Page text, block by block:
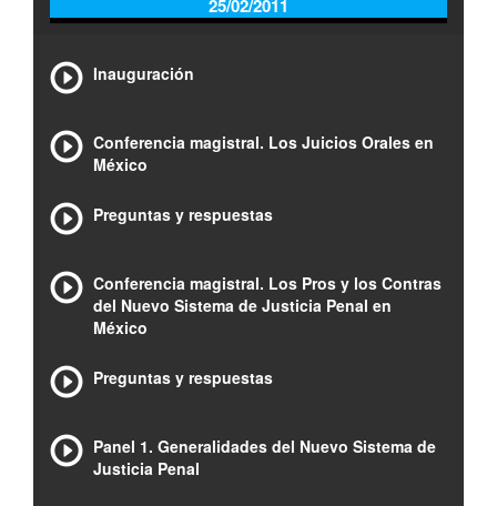
25/02/2011
Inauguración
Conferencia magistral. Los Juicios Orales en
México
Preguntas y respuestas
Conferencia magistral. Los Pros y los Contras
del Nuevo Sistema de Justicia Penal en
México
Preguntas y respuestas
Panel 1. Generalidades del Nuevo Sistema de
Justicia Penal